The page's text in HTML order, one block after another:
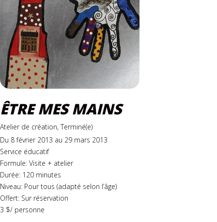
ÊTRE MES MAINS
Atelier de création, Terminé(e)
Du 8 février 2013 au 29 mars 2013
Service éducatif
Formule: Visite + atelier
Durée: 120 minutes
Niveau: Pour tous (adapté selon l’âge)
Offert: Sur réservation
3 $/ personne